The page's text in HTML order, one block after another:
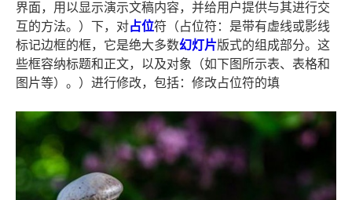
界面，用以显示演示文稿内容，并给用户提供与其进行交
互的方法。）下，对占位符（占位符：是带有虚线或影线
标记边框的框，它是绝大多数幻灯片版式的组成部分。这
些框容纳标题和正文，以及对象（如下图所示表、表格和
图片等）。）进行修改，包括：修改占位符的填